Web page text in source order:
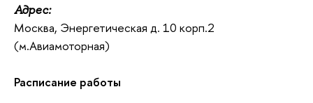
Адрес:
Москва, Энергетическая д. 10 корп.2
(м.Авиамоторная)
Расписание работы